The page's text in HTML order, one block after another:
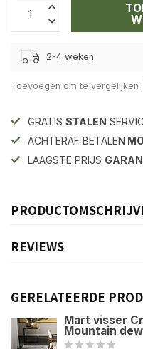
2-4 weken
Toevoegen om te vergelijken
GRATIS STALEN
ACHTERAF BETALEN
LAAGSTE PRIJS
REVIEWS
GERELATEERDE
Mart visser
Mountain dew